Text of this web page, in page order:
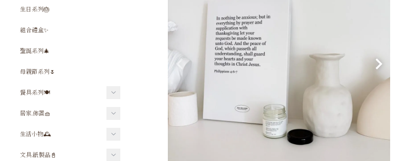
生日系列🎂
組合禮盒✨
聖誕系列🎄
母親節系列🌷
餐具系列🍽️
餐具⧸吸管組
居家.佈置🧺
禱告墊⧸坐墊
生活小物🕰
鑰匙圈⧸吊飾
文具.紙製品📓